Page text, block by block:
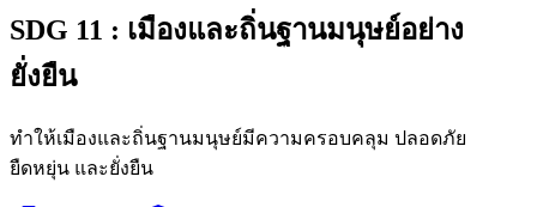
SDG 11 : เมืองและถิ่นฐานมนุษย์อย่าง
ยั่งยืน
ทำให้เมืองและถิ่นฐานมนุษย์มีความครอบคลุม ปลอดภัย
ยืดหยุ่น และยั่งยืน